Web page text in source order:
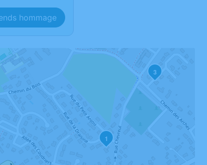
hommage
1
3